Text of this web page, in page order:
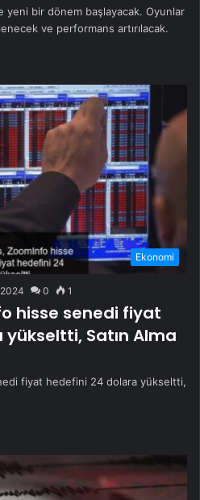
yeni bir dönem başlayacak. Oyunlar
ve performans artırılacak.
Ekonomi
0 1
hisse senedi fiyat
Satın Alma
fiyat hedefini 24 dolara yükseltti,